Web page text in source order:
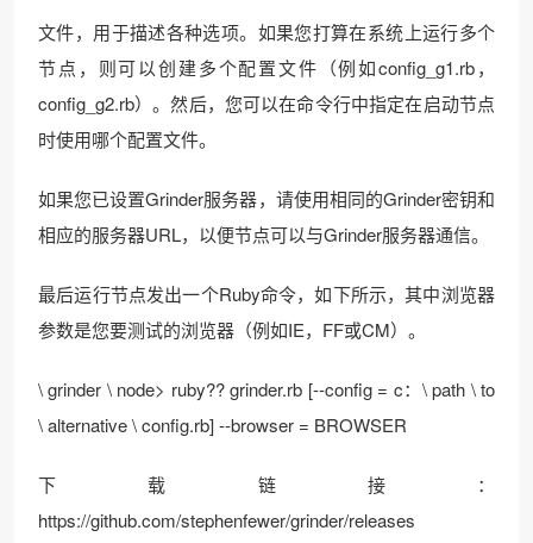
文件，用于描述各种选项。如果您打算在系统上运行多个
节点，则可以创建多个配置文件（例如config_g1.rb，
config_g2.rb）。然后，您可以在命令行中指定在启动节点
时使用哪个配置文件。
如果您已设置Grinder服务器，请使用相同的Grinder密钥和
相应的服务器URL，以便节点可以与Grinder服务器通信。
最后运行节点发出一个Ruby命令，如下所示，其中浏览器
参数是您要测试的浏览器（例如IE，FF或CM）。
\ grinder \ node> ruby?? grinder.rb [--config = c：\ path \ to
\ alternative \ config.rb] --browser = BROWSER
下载链接：
https://github.com/stephenfewer/grinder/releases